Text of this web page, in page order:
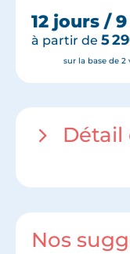
12 jours /
à partir de 5
sur la base de
Détail
Nos